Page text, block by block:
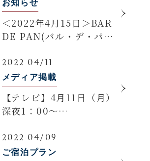
お知らせ
＜2022年4月15日＞BAR
DE PAN(バル・デ・パ
2022 04/11
メディア掲載
【テレビ】4月11日（月）
深夜1：00～
弊社副社長 大西希が出演
致しました
2022 04/09
ご宿泊プラン